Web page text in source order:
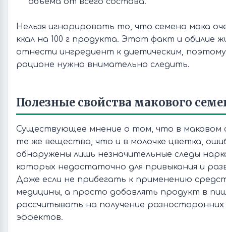
Нельзя игнорировать то, что семена мака
ккал на 100 г продукта. Этот факт и обилие
отнести ингредиент к диетическим,
рационе нужно внимательно следить.
Полезные свойства макового
Существующее мнение о том, что в маковом
те же вещества, что и в молочке цветка,
обнаружены лишь незначительные следы
которых недостаточно для привыкания и
Даже если не прибегать к применению
медицины, а просто добавлять продукт в
рассчитывать на получение
эффектов.